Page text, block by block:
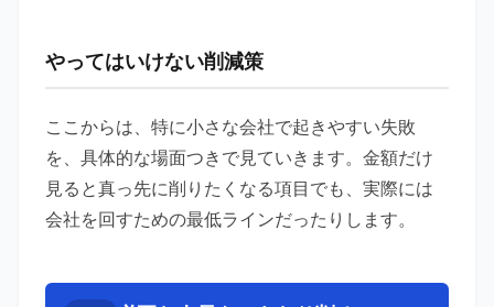
やってはいけない削減策
ここからは、特に小さな会社で起きやすい失敗
を、具体的な場面つきで見ていきます。金額だけ
見ると真っ先に削りたくなる項目でも、実際には
会社を回すための最低ラインだったりします。